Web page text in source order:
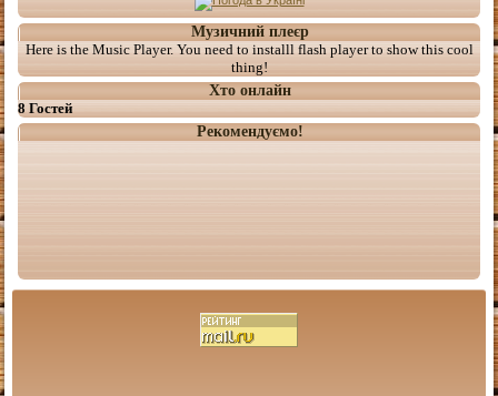
Музичний плеєр
Here is the Music Player. You need to installl flash player to show this cool
thing!
Хто онлайн
8 Гостей
Рекомендуємо!